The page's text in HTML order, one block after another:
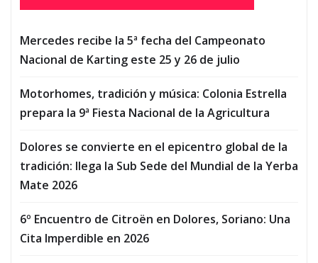
Mercedes recibe la 5ª fecha del Campeonato
Nacional de Karting este 25 y 26 de julio
Motorhomes, tradición y música: Colonia Estrella
prepara la 9ª Fiesta Nacional de la Agricultura
Dolores se convierte en el epicentro global de la
tradición: llega la Sub Sede del Mundial de la Yerba
Mate 2026
6º Encuentro de Citroën en Dolores, Soriano: Una
Cita Imperdible en 2026